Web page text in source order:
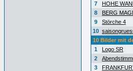
7
HOHE
8
BERG
9
Störche 4
10
10 Bilder mit
1
Logo SR
2
3